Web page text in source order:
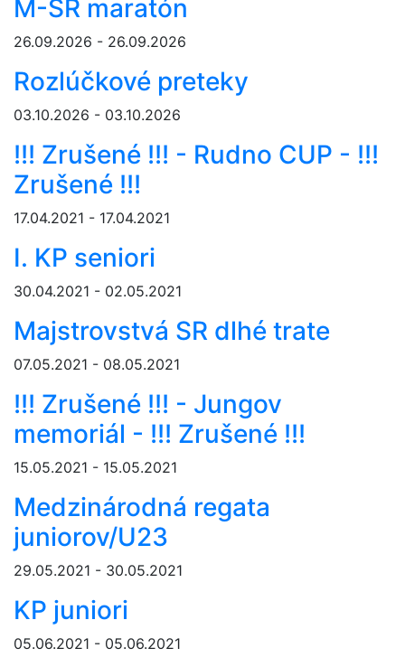
M-SR maratón
26.09.2026 - 26.09.2026
Rozlúčkové preteky
03.10.2026 - 03.10.2026
!!! Zrušené !!! - Rudno CUP - !!!
Zrušené !!!
17.04.2021 - 17.04.2021
I. KP seniori
30.04.2021 - 02.05.2021
Majstrovstvá SR dlhé trate
07.05.2021 - 08.05.2021
!!! Zrušené !!! - Jungov
memoriál - !!! Zrušené !!!
15.05.2021 - 15.05.2021
Medzinárodná regata
juniorov/U23
29.05.2021 - 30.05.2021
KP juniori
05.06.2021 - 05.06.2021